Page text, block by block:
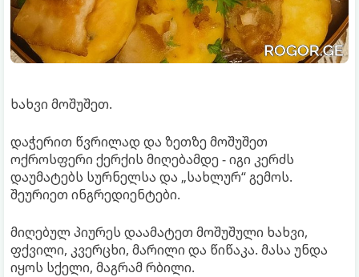
ხახვი მოშუშეთ.
დაჭერით წვრილად და ზეთზე მოშუშეთ
ოქროსფერი ქერქის მიღებამდე - იგი კერძს
დაუმატებს სურნელსა და „სახლურ“ გემოს.
შეურიეთ ინგრედიენტები.
მიღებულ პიურეს დაამატეთ მოშუშული ხახვი,
ფქვილი, კვერცხი, მარილი და წიწაკა. მასა უნდა
იყოს სქელი, მაგრამ რბილი.